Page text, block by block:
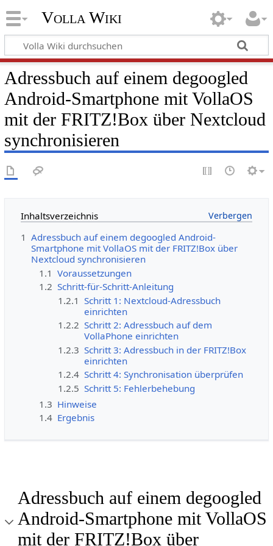
Volla Wiki
Adressbuch auf einem degoogled
Android-Smartphone mit VollaOS
mit der FRITZ!Box über Nextcloud
synchronisieren
Inhaltsverzeichnis
1 Adressbuch auf einem degoogled Android-
Smartphone mit VollaOS mit der FRITZ!Box über
Nextcloud synchronisieren
1.1 Voraussetzungen
1.2 Schritt-für-Schritt-Anleitung
1.2.1 Schritt 1: Nextcloud-Adressbuch
einrichten
1.2.2 Schritt 2: Adressbuch auf dem
VollaPhone einrichten
1.2.3 Schritt 3: Adressbuch in der FRITZ!Box
einrichten
1.2.4 Schritt 4: Synchronisation überprüfen
1.2.5 Schritt 5: Fehlerbehebung
1.3 Hinweise
1.4 Ergebnis
Adressbuch auf einem degoogled
Android-Smartphone mit VollaOS
mit der FRITZ!Box über